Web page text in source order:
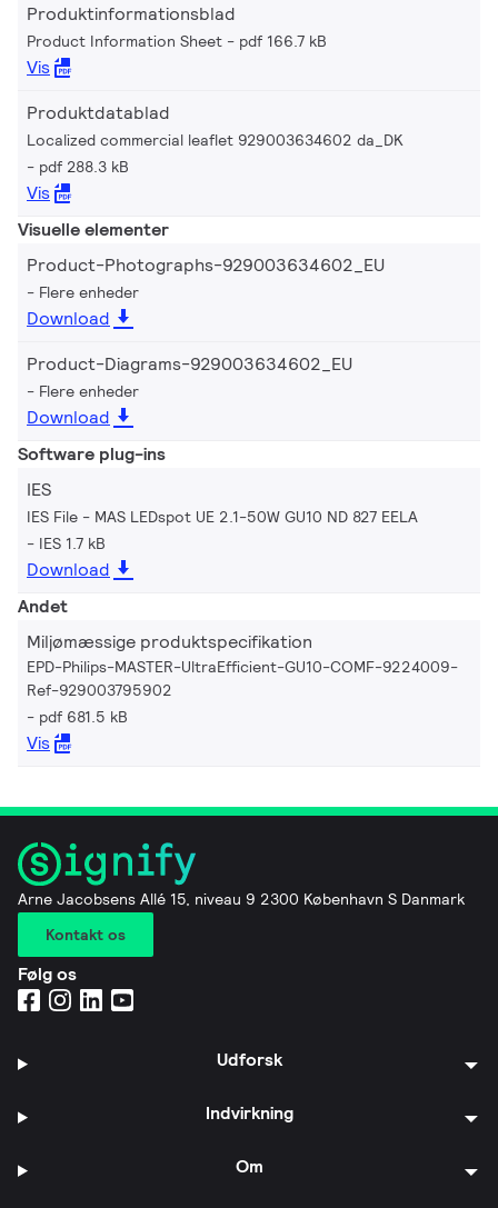
Produktinformationsblad
Product Information Sheet pdf 166.7 kB
Vis
Produktdatablad
Localized commercial leaflet 929003634602 da_DK
pdf 288.3 kB
Vis
Visuelle elementer
Product-Photographs-929003634602_EU
Flere enheder
Download
Product-Diagrams-929003634602_EU
Flere enheder
Download
Software plug-ins
IES
IES File - MAS LEDspot UE 2.1-50W GU10 ND 827 EELA
IES 1.7 kB
Download
Andet
Miljømæssige produktspecifikation
EPD-Philips-MASTER-UltraEfficient-GU10-COMF-9224009-
Ref-929003795902
pdf 681.5 kB
Vis
Arne Jacobsens Allé 15, niveau 9 2300 København S Danmark
Kontakt os
Følg os
Udforsk
Indvirkning
Om